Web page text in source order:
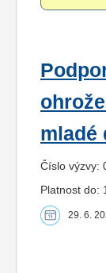
mladé
Číslo výzvy:
Platnost do:
29. 6.